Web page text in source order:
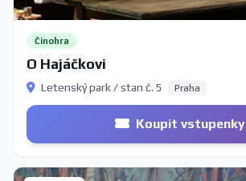
Činohra
O Hajáčkovi
Letenský park / stan č. 5 Praha
Koupit vstupenky